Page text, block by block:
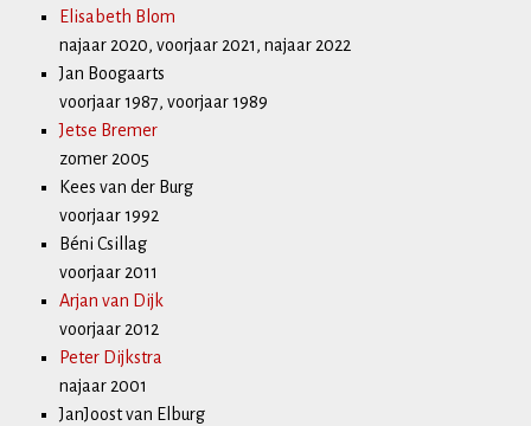
Elisabeth Blom
najaar 2020, voorjaar 2021, najaar 2022
Jan Boogaarts
voorjaar 1987, voorjaar 1989
Jetse Bremer
zomer 2005
Kees van der Burg
voorjaar 1992
Béni Csillag
voorjaar 2011
Arjan van Dijk
voorjaar 2012
Peter Dijkstra
najaar 2001
JanJoost van Elburg